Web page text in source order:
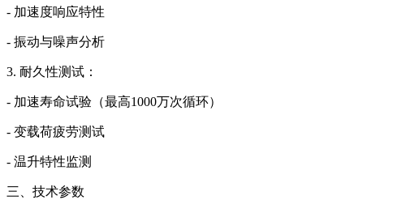
- 加速度响应特性
- 振动与噪声分析
3. 耐久性测试：
- 加速寿命试验（最高1000万次循环）
- 变载荷疲劳测试
- 温升特性监测
三、技术参数